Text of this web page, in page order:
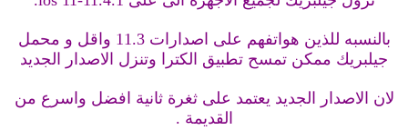
بالنسبه للذين هواتفهم على اصدارات 11.3 واقل و محمل
جيلبريك ممكن تمسح تطبيق الكترا وتنزل الاصدار الجديد
لان الاصدار الجديد يعتمد على ثغرة ثانية افضل واسرع من
القديمة .